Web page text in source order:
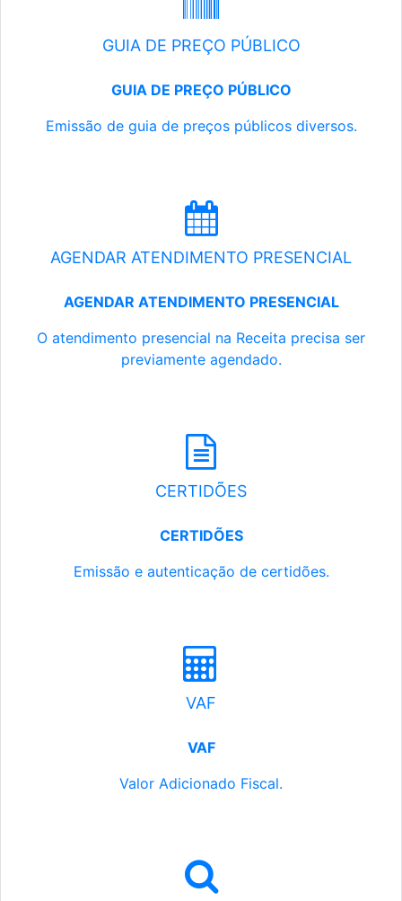
GUIA DE PREÇO PÚBLICO
GUIA DE PREÇO PÚBLICO
Emissão de guia de preços públicos diversos.
AGENDAR ATENDIMENTO PRESENCIAL
AGENDAR ATENDIMENTO PRESENCIAL
O atendimento presencial na Receita precisa ser
previamente agendado.
CERTIDÕES
CERTIDÕES
Emissão e autenticação de certidões.
VAF
VAF
Valor Adicionado Fiscal.